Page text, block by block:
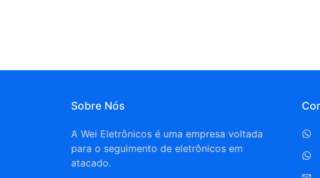
Sobre Nós
A Wei Eletrônicos é uma empresa voltada
para o seguimento de eletrônicos em
atacado.